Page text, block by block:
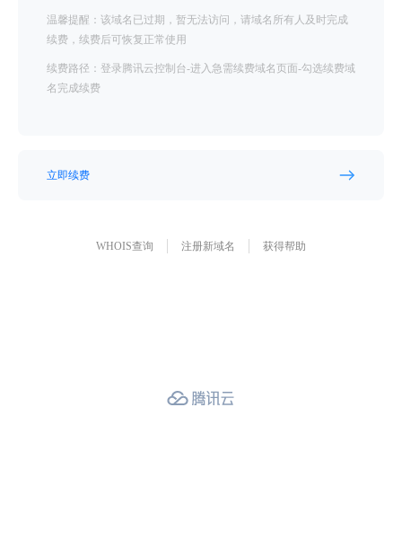
温馨提醒：该域名已过期，暂无法访问，请域名所有人及时完成
续费，续费后可恢复正常使用
续费路径：登录腾讯云控制台-进入急需续费域名页面-勾选续费域
名完成续费
立即续费
WHOIS查询 注册新域名 获得帮助